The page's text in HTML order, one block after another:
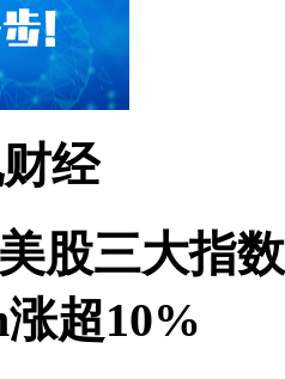
经
股三大指
超10%